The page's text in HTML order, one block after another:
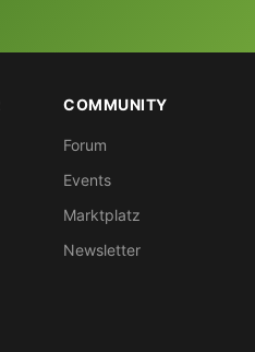
COMMUNITY
Forum
Events
Marktplatz
Newsletter